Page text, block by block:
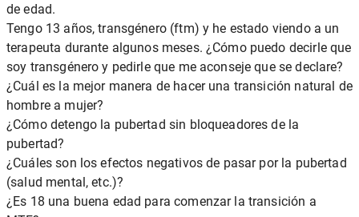
de edad.
Tengo 13 años, transgénero (ftm) y he estado viendo a un
terapeuta durante algunos meses. ¿Cómo puedo decirle que
soy transgénero y pedirle que me aconseje que se declare?
¿Cuál es la mejor manera de hacer una transición natural de
hombre a mujer?
¿Cómo detengo la pubertad sin bloqueadores de la
pubertad?
¿Cuáles son los efectos negativos de pasar por la pubertad
(salud mental, etc.)?
¿Es 18 una buena edad para comenzar la transición a